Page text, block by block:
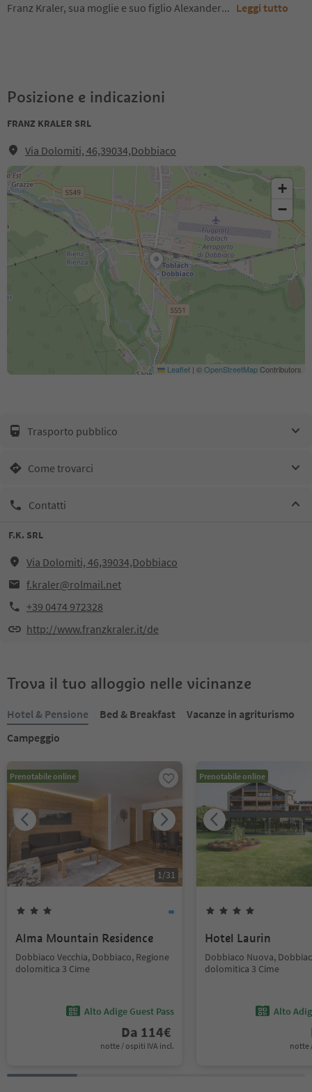
Franz Kraler, sua moglie e suo figlio Alexander... Leggi tutto
Posizione e indicazioni
FRANZ KRALER SRL
Via Dolomiti, 46,39034,Dobbiaco
+
−
Leaflet | ©OpenStreetMapContributors
Trasporto pubblico
Come trovarci
Contatti
F.K. SRL
Via Dolomiti, 46,39034,Dobbiaco
f.kraler@rolmail.net
+39 0474 972328
http://www.franzkraler.it/de
Trova il tuo alloggio nelle vicinanze
Hotel & Pensione Bed & Breakfast
Vacanze in agriturismo
Campeggio
Prenotabile online
1/31
Alma Mountain Residence
Dobbiaco Vecchia, Dobbiaco, Regione
dolomitica 3 Cime
Alto Adige Guest Pass
Da 114€
notte / ospiti IVA incl.
Prenotabile online
Hotel Laurin
Dobbiaco Nuova,
dolomitica 3 Cime
Alto
notte